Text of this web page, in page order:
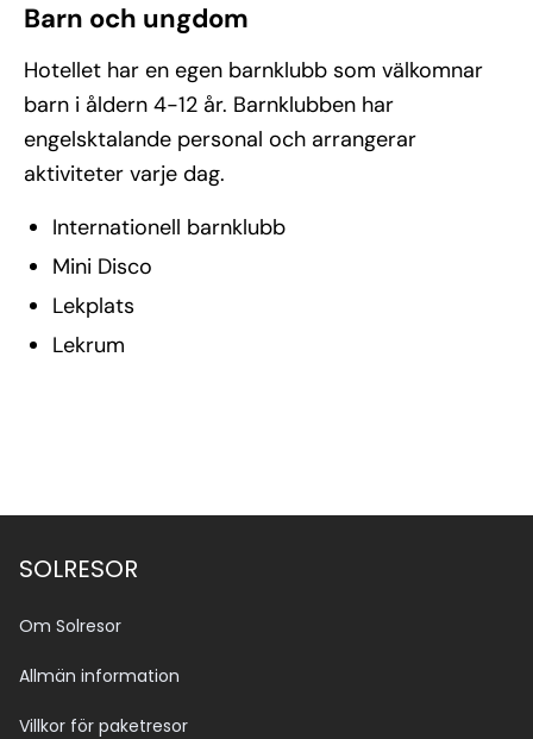
Barn och ungdom
Hotellet har en egen barnklubb som välkomnar
barn i åldern 4-12 år. Barnklubben har
engelsktalande personal och arrangerar
aktiviteter varje dag.
Internationell barnklubb
Mini Disco
Lekplats
Lekrum
SOLRESOR
Om Solresor
Allmän information
Villkor för paketresor